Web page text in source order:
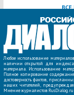
ВСЕ
Любое использование
наличии открытой для
материала. Использование
Полное копирование
достоверность фактов,
наших читателей,
Мнение журналистов